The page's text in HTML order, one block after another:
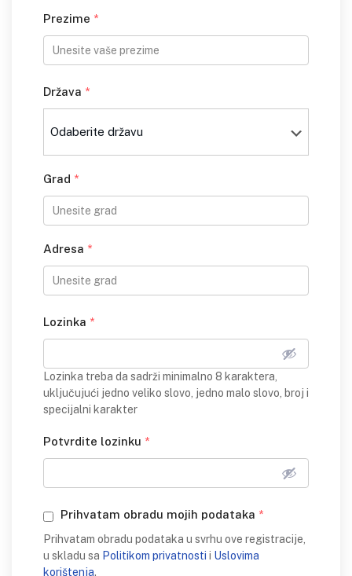
Prezime *
Država *
Grad *
Adresa *
Lozinka *
Lozinka treba da sadrži minimalno 8 karaktera,
uključujući jedno veliko slovo, jedno malo slovo, broj i
specijalni karakter
Potvrdite lozinku *
Prihvatam obradu mojih podataka *
Prihvatam obradu podataka u svrhu ove registracije,
u skladu sa Politikom privatnosti i Uslovima
korištenja.